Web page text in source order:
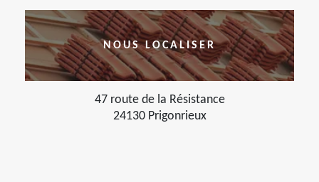
NOUS LOCALISER
47 route de la Résistance
24130 Prigonrieux